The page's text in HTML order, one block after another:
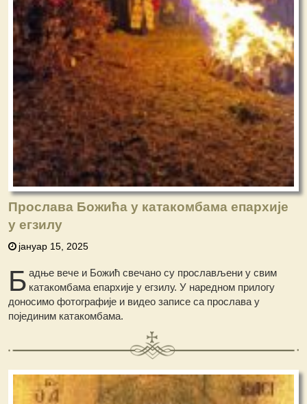
Прослава Божића у катакомбама епархије
у егзилу
јануар 15, 2025
Б адње вече и Божић свечано су прослављени у свим
катакомбама епархије у егзилу. У наредном прилогу
доносимо фотографије и видео записе са прослава у
појединим катакомбама.